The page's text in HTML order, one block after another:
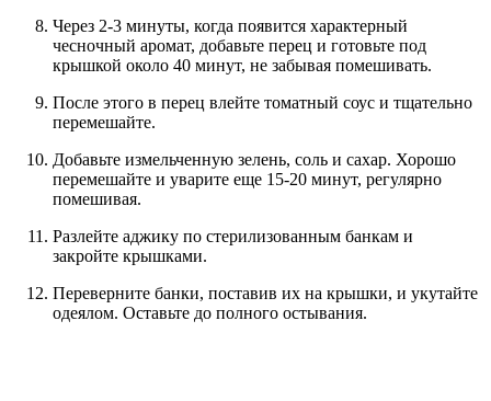
Через 2-3 минуты, когда появится характерный
чесночный аромат, добавьте перец и готовьте под
крышкой около 40 минут, не забывая помешивать.
После этого в перец влейте томатный соус и тщательно
перемешайте.
Добавьте измельченную зелень, соль и сахар. Хорошо
перемешайте и уварите еще 15-20 минут, регулярно
помешивая.
Разлейте аджику по стерилизованным банкам и
закройте крышками.
Переверните банки, поставив их на крышки, и укутайте
одеялом. Оставьте до полного остывания.